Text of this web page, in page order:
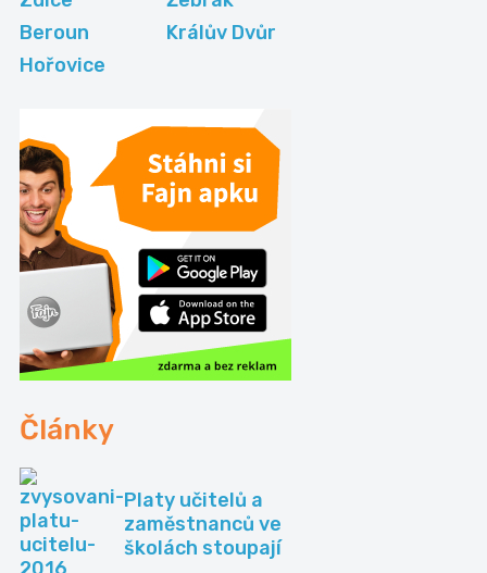
Beroun
Králův Dvůr
Hořovice
Články
Platy učitelů a
zaměstnanců ve
školách stoupají